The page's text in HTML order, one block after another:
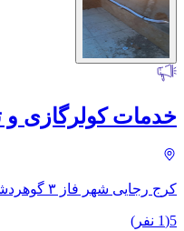
خدمات کولرگازی و
کرج رجایی شهر فاز ۳ گوهردشت, بلوار شهرداری, دوم بلوک ۱
5
(
1 نفر)